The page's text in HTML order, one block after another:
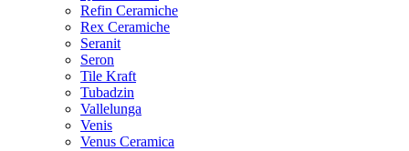
Refin Ceramiche
Rex Ceramiche
Seranit
Seron
Tile Kraft
Tubadzin
Vallelunga
Venis
Venus Ceramica